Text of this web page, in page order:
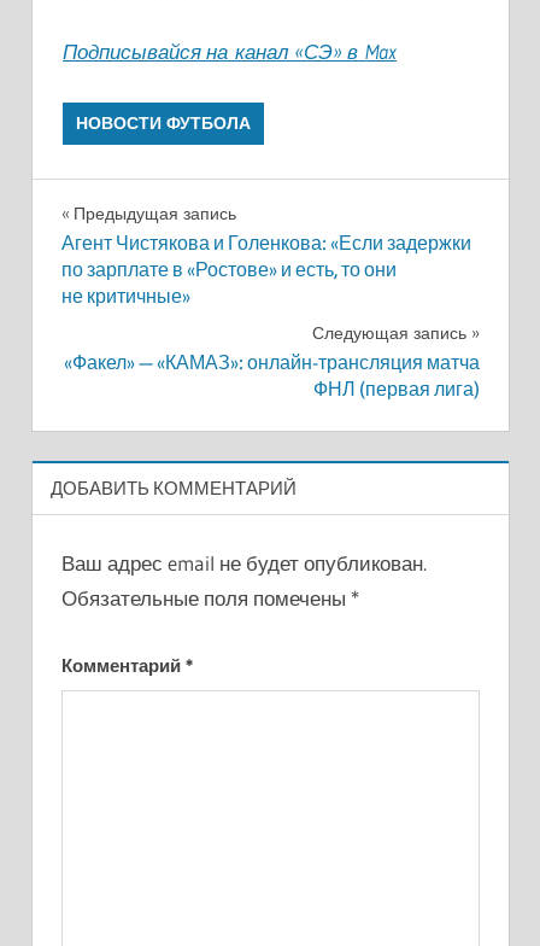
Подписывайся на канал «СЭ» в Max
НОВОСТИ ФУТБОЛА
Навигация
по
записям
Предыдущая запись
Агент Чистякова и Голенкова: «Если задержки
по зарплате в «Ростове» и есть, то они
не критичные»
Следующая запись
«Факел» — «КАМАЗ»: онлайн-трансляция матча
ФНЛ (первая лига)
ДОБАВИТЬ КОММЕНТАРИЙ
Ваш адрес email не будет опубликован.
Обязательные поля помечены *
Комментарий *